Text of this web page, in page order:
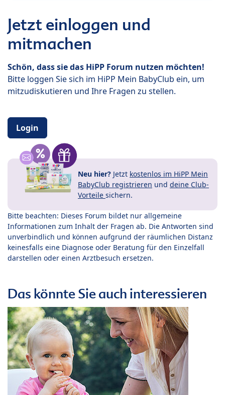
Jetzt einloggen und
mitmachen
Schön, dass sie das HiPP Forum nutzen möchten!
Bitte loggen Sie sich im HiPP Mein BabyClub ein, um
mitzudiskutieren und Ihre Fragen zu stellen.
Login
Neu hier? Jetzt kostenlos im HiPP Mein
BabyClub registrieren und deine Club-
Vorteile sichern.
Bitte beachten: Dieses Forum bildet nur allgemeine
Informationen zum Inhalt der Fragen ab. Die Antworten sind
unverbindlich und können aufgrund der räumlichen Distanz
keinesfalls eine Diagnose oder Beratung für den Einzelfall
darstellen oder einen Arztbesuch ersetzen.
Das könnte Sie auch interessieren